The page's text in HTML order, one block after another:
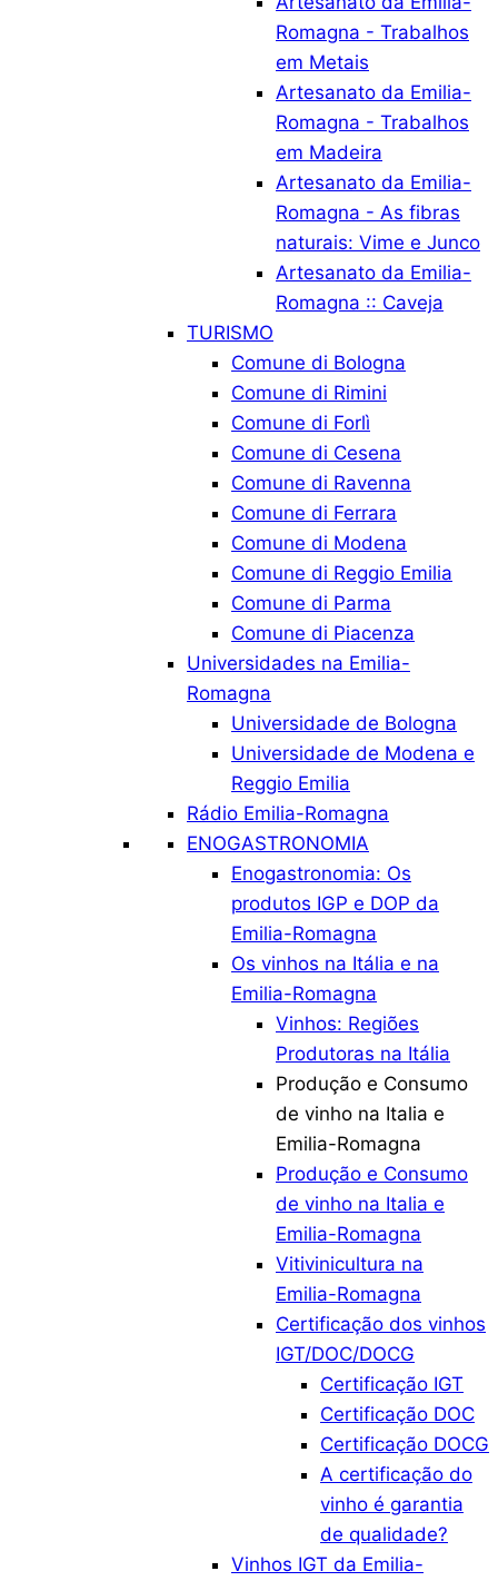
Romagna - Trabalhos
em Metais
Artesanato da Emilia-
Romagna - Trabalhos
em Madeira
Artesanato da Emilia-
Romagna - As fibras
naturais: Vime e Junco
Artesanato da Emilia-
Romagna :: Caveja
TURISMO
Comune di Bologna
Comune di Rimini
Comune di Forlì
Comune di Cesena
Comune di Ravenna
Comune di Ferrara
Comune di Modena
Comune di Reggio Emilia
Comune di Parma
Comune di Piacenza
Universidades na Emilia-
Romagna
Universidade de Bologna
Universidade de Modena e
Reggio Emilia
Rádio Emilia-Romagna
ENOGASTRONOMIA
Enogastronomia: Os
produtos IGP e DOP da
Emilia-Romagna
Os vinhos na Itália e na
Emilia-Romagna
Vinhos: Regiões
Produtoras na Itália
Produção e Consumo
de vinho na Italia e
Emilia-Romagna
Produção e Consumo
de vinho na Italia e
Emilia-Romagna
Vitivinicultura na
Emilia-Romagna
Certificação dos vinhos
IGT/DOC/DOCG
Certificação IGT
Certificação DOC
Certificação DOCG
A certificação do
vinho é garantia
de qualidade?
Vinhos IGT da Emilia-